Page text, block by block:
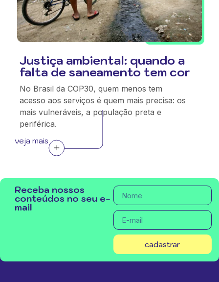
Justiça ambiental: quando a
falta de saneamento tem cor
No Brasil da COP30, quem menos tem
acesso aos serviços é quem mais precisa: os
mais vulneráveis, a população preta e
periférica.
veja mais
Receba nossos
conteúdos no seu e-
mail
cadastrar